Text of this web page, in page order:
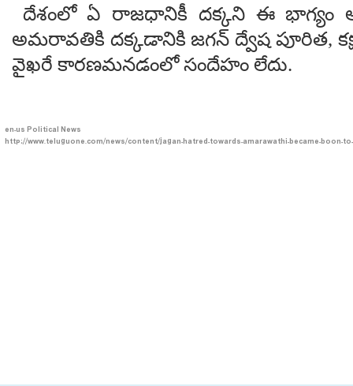
దేశంలో ఏ రాజధానికీ దక్కని ఈ భాగ్యం
అమరావతికి దక్కడానికి జగన్ ద్వేష పూరిత,
వైఖరే కారణమనడంలో సందేహం లేదు.
en-usPolitical News
http://www.teluguone.com/news/content/jagan-hatred-towards-amarawathi-became-boon-